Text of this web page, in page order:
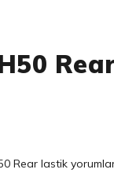
Rear lastik